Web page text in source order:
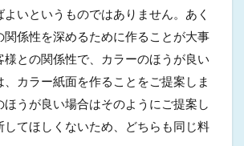
いというものではありません。あく
関係性を深めるために作ることが大事
様との関係性で、カラーのほうが良い
、カラー紙面を作ることをご提案しま
うが良い場合はそのようにご提案し
してほしくないため、どちらも同じ料